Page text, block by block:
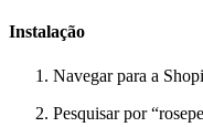
Instalação
Navegar para a
Pesquisar por